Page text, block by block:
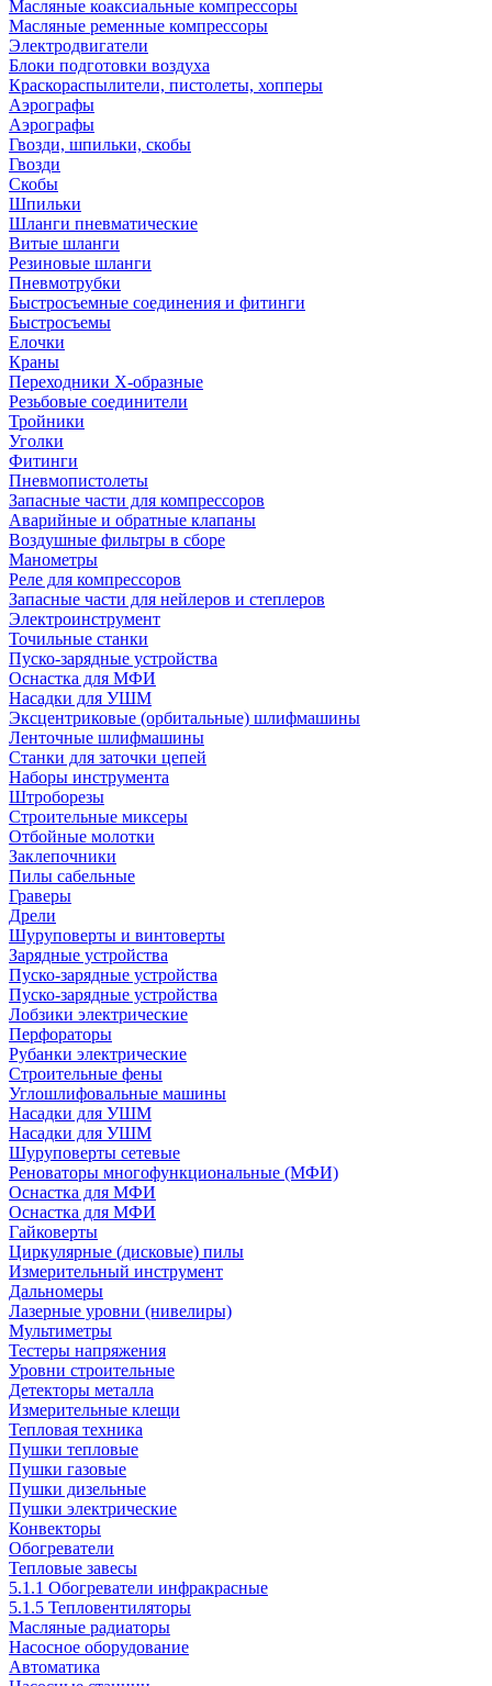
Масляные коаксиальные компрессоры
Масляные ременные компрессоры
Электродвигатели
Блоки подготовки воздуха
Краскораспылители, пистолеты, хопперы
Аэрографы
Аэрографы
Гвозди, шпильки, скобы
Гвозди
Скобы
Шпильки
Шланги пневматические
Витые шланги
Резиновые шланги
Пневмотрубки
Быстросъемные соединения и фитинги
Быстросъемы
Елочки
Краны
Переходники Х-образные
Резьбовые соединители
Тройники
Уголки
Фитинги
Пневмопистолеты
Запасные части для компрессоров
Аварийные и обратные клапаны
Воздушные фильтры в сборе
Манометры
Реле для компрессоров
Запасные части для нейлеров и степлеров
Электроинструмент
Точильные станки
Пуско-зарядные устройства
Оснастка для МФИ
Насадки для УШМ
Эксцентриковые (орбитальные) шлифмашины
Ленточные шлифмашины
Станки для заточки цепей
Наборы инструмента
Штроборезы
Строительные миксеры
Отбойные молотки
Заклепочники
Пилы сабельные
Граверы
Дрели
Шуруповерты и винтоверты
Зарядные устройства
Пуско-зарядные устройства
Пуско-зарядные устройства
Лобзики электрические
Перфораторы
Рубанки электрические
Строительные фены
Углошлифовальные машины
Насадки для УШМ
Насадки для УШМ
Шуруповерты сетевые
Реноваторы многофункциональные (МФИ)
Оснастка для МФИ
Оснастка для МФИ
Гайковерты
Циркулярные (дисковые) пилы
Измерительный инструмент
Дальномеры
Лазерные уровни (нивелиры)
Мультиметры
Тестеры напряжения
Уровни строительные
Детекторы металла
Измерительные клещи
Тепловая техника
Пушки тепловые
Пушки газовые
Пушки дизельные
Пушки электрические
Конвекторы
Обогреватели
Тепловые завесы
5.1.1 Обогреватели инфракрасные
5.1.5 Тепловентиляторы
Масляные радиаторы
Насосное оборудование
Автоматика